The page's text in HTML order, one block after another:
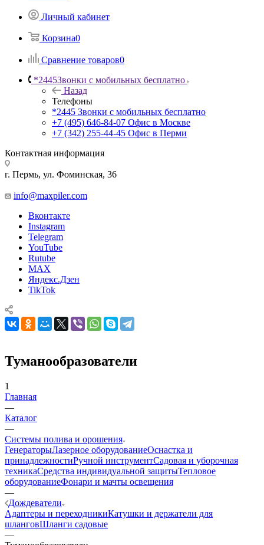
Личный кабинет
Корзина0
Сравнение товаров0
*2445Звонки с мобильных бесплатно
Назад
Телефоны
*2445 Звонки с мобильных бесплатно
+7 (495) 646-84-07 Офис в Москве
+7 (342) 255-44-45 Офис в Перми
Контактная информация
г. Пермь, ул. Фоминская, 36
info@maxpiler.com
Вконтакте
Instagram
Telegram
YouTube
Rutube
MAX
Яндекс.Дзен
TikTok
Туманообразователи
1
Главная
—
Каталог
—
Системы полива и орошения
ГенераторыЛазерное оборудованиеОснастка и
принадлежностиРучной инструментСадовая и уборочная
техникаСредства индивидуальной защитыТепловое
оборудованиеФонари и мачты освещения
—
Дождеватели
Адаптеры и переходникиКатушки и держатели для
шланговШланги садовые
—